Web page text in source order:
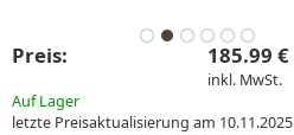
Preis: 185.99 €
inkl. MwSt.
Auf Lager
letzte Preisaktualisierung am 10.11.2025